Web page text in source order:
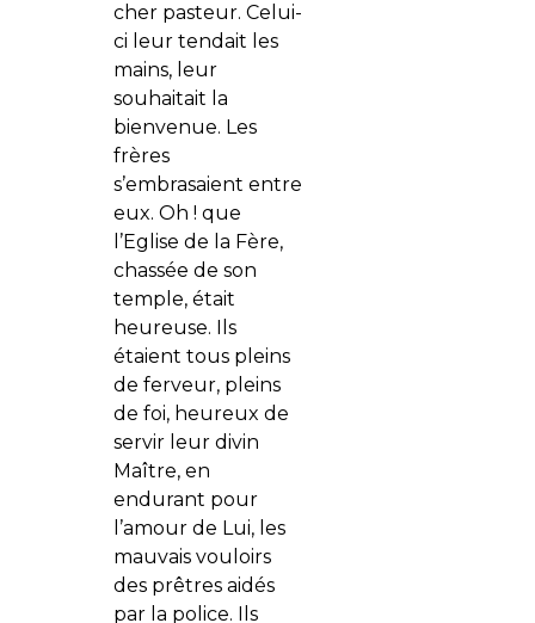
cher pasteur. Celui-
ci leur tendait les
mains, leur
souhaitait la
bienvenue. Les
frères
s’embrasaient entre
eux. Oh ! que
l’Eglise de la Fère,
chassée de son
temple, était
heureuse. Ils
étaient tous pleins
de ferveur, pleins
de foi, heureux de
servir leur divin
Maître, en
endurant pour
l’amour de Lui, les
mauvais vouloirs
des prêtres aidés
par la police. Ils